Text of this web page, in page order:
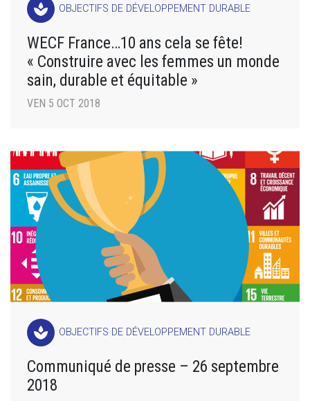
spa OBJECTIFS DE DÉVELOPPEMENT DURABLE
WECF France…10 ans cela se fête!
« Construire avec les femmes un monde
sain, durable et équitable »
VEN 5 OCT 2018
spa OBJECTIFS DE DÉVELOPPEMENT DURABLE
Communiqué de presse – 26 septembre
2018